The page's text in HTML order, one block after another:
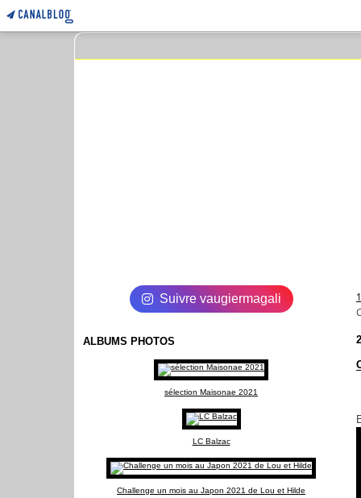
Suivre vaugiermagali
ALBUMS PHOTOS
sélection Maisonae 2021
LC Balzac
Challenge un mois au Japon 2021 de Lou et Hilde